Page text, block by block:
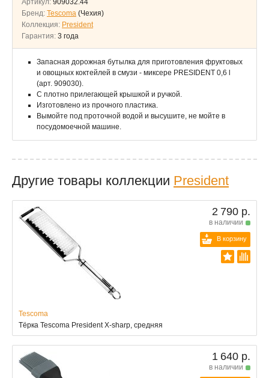
Артикул: 909032.44
Бренд: Tescoma (Чехия)
Коллекция: President
Гарантия: 3 года
Запасная дорожная бутылка для приготовления фруктовых
и овощных коктейлей в смузи - миксере PRESIDENT 0,6 l
(арт. 909030).
С плотно прилегающей крышкой и ручкой.
Изготовлено из прочного пластика.
Вымойте под проточной водой и высушите, не мойте в
посудомоечной машине.
Другие товары коллекции President
2 790 р.
в наличии
В корзину
Tescoma
Тёрка Tescoma President X-sharp, средняя
1 640 р.
в наличии